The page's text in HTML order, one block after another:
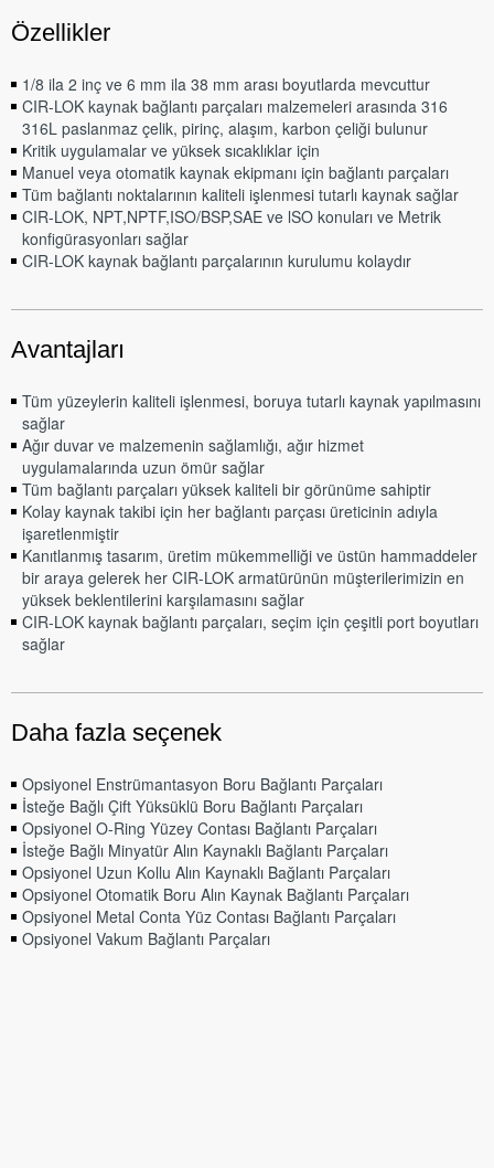
Özellikler
1/8 ila 2 inç ve 6 mm ila 38 mm arası boyutlarda mevcuttur
CIR-LOK kaynak bağlantı parçaları malzemeleri arasında 316
316L paslanmaz çelik, pirinç, alaşım, karbon çeliği bulunur
Kritik uygulamalar ve yüksek sıcaklıklar için
Manuel veya otomatik kaynak ekipmanı için bağlantı parçaları
Tüm bağlantı noktalarının kaliteli işlenmesi tutarlı kaynak sağlar
CIR-LOK, NPT,NPTF,ISO/BSP,SAE ve lSO konuları ve Metrik
konfigürasyonları sağlar
CIR-LOK kaynak bağlantı parçalarının kurulumu kolaydır
Avantajları
Tüm yüzeylerin kaliteli işlenmesi, boruya tutarlı kaynak yapılmasını
sağlar
Ağır duvar ve malzemenin sağlamlığı, ağır hizmet
uygulamalarında uzun ömür sağlar
Tüm bağlantı parçaları yüksek kaliteli bir görünüme sahiptir
Kolay kaynak takibi için her bağlantı parçası üreticinin adıyla
işaretlenmiştir
Kanıtlanmış tasarım, üretim mükemmelliği ve üstün hammaddeler
bir araya gelerek her CIR-LOK armatürünün müşterilerimizin en
yüksek beklentilerini karşılamasını sağlar
CIR-LOK kaynak bağlantı parçaları, seçim için çeşitli port boyutları
sağlar
Daha fazla seçenek
Opsiyonel Enstrümantasyon Boru Bağlantı Parçaları
İsteğe Bağlı Çift Yüksüklü Boru Bağlantı Parçaları
Opsiyonel O-Ring Yüzey Contası Bağlantı Parçaları
İsteğe Bağlı Minyatür Alın Kaynaklı Bağlantı Parçaları
Opsiyonel Uzun Kollu Alın Kaynaklı Bağlantı Parçaları
Opsiyonel Otomatik Boru Alın Kaynak Bağlantı Parçaları
Opsiyonel Metal Conta Yüz Contası Bağlantı Parçaları
Opsiyonel Vakum Bağlantı Parçaları